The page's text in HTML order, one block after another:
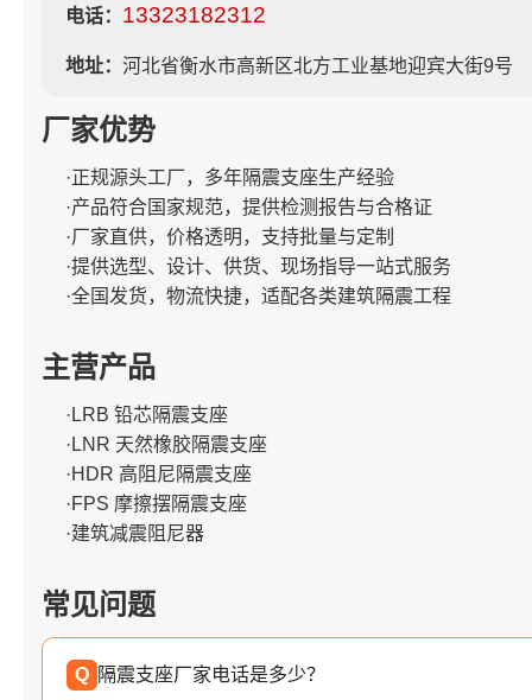
电话： 13323182312
地址： 河北省衡水市高新区北方工业基地迎宾大街9号
厂家优势
·正规源头工厂，多年隔震支座生产经验
·产品符合国家规范，提供检测报告与合格证
·厂家直供，价格透明，支持批量与定制
·提供选型、设计、供货、现场指导一站式服务
·全国发货，物流快捷，适配各类建筑隔震工程
主营产品
·LRB 铅芯隔震支座
·LNR 天然橡胶隔震支座
·HDR 高阻尼隔震支座
·FPS 摩擦摆隔震支座
·建筑减震阻尼器
常见问题
Q 隔震支座厂家电话是多少？